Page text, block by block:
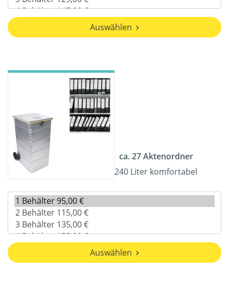
Auswählen
ca. 27 Aktenordner
240 Liter komfortabel
Auswählen